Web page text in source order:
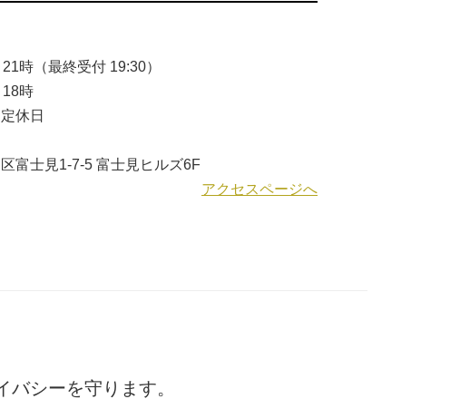
時（最終受付 19:30）
18時
定休日
富士見1-7-5 富士見ヒルズ6F
アクセスページへ
バシーを守ります。